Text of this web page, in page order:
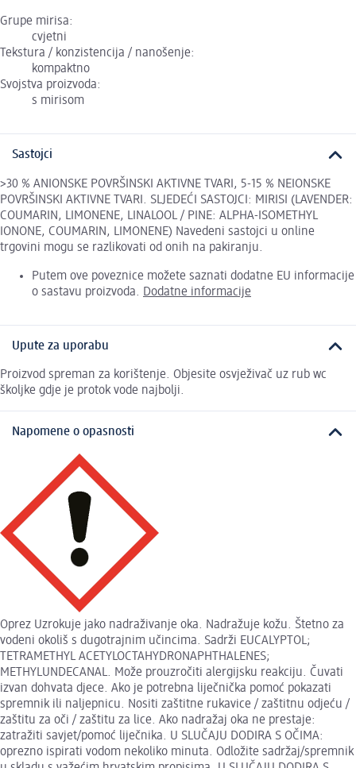
Grupe mirisa:
cvjetni
Tekstura / konzistencija / nanošenje:
kompaktno
Svojstva proizvoda:
s mirisom
Sastojci
>30 % ANIONSKE POVRŠINSKI AKTIVNE TVARI, 5-15 % NEIONSKE
POVRŠINSKI AKTIVNE TVARI. SLJEDEĆI SASTOJCI: MIRISI (LAVENDER:
COUMARIN, LIMONENE, LINALOOL / PINE: ALPHA-ISOMETHYL
IONONE, COUMARIN, LIMONENE) Navedeni sastojci u online
trgovini mogu se razlikovati od onih na pakiranju.
Putem ove poveznice možete saznati dodatne EU informacije
o sastavu proizvoda. Dodatne informacije
Upute za uporabu
Proizvod spreman za korištenje. Objesite osvježivač uz rub wc
školjke gdje je protok vode najbolji.
Napomene o opasnosti
Oprez Uzrokuje jako nadraživanje oka. Nadražuje kožu. Štetno za
vodeni okoliš s dugotrajnim učincima. Sadrži EUCALYPTOL;
TETRAMETHYL ACETYLOCTAHYDRONAPHTHALENES;
METHYLUNDECANAL. Može prouzročiti alergijsku reakciju. Čuvati
izvan dohvata djece. Ako je potrebna liječnička pomoć pokazati
spremnik ili naljepnicu. Nositi zaštitne rukavice / zaštitnu odjeću /
zaštitu za oči / zaštitu za lice. Ako nadražaj oka ne prestaje:
zatražiti savjet/pomoć liječnika. U SLUČAJU DODIRA S OČIMA:
oprezno ispirati vodom nekoliko minuta. Odložite sadržaj/spremnik